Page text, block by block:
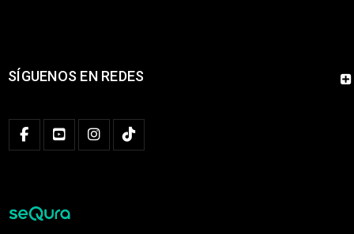
SÍGUENOS EN REDES